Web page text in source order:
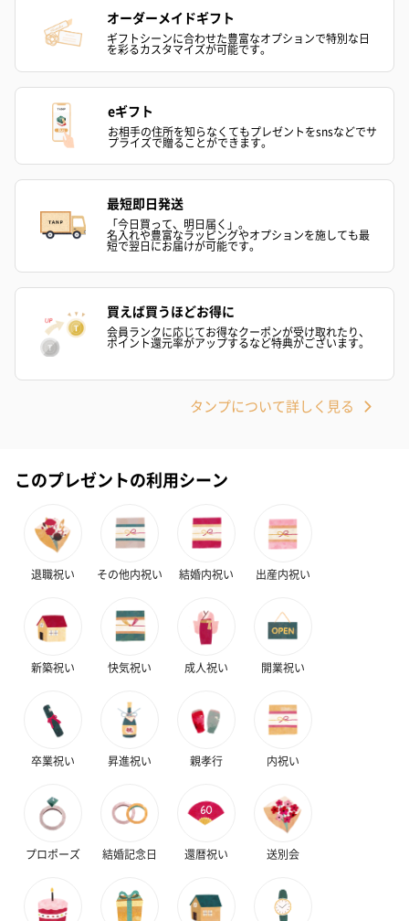
結婚祝い（御結婚御
出産祝い（御出産御
祝）（110円）
内祝い_蝶結
生花のブーケを同梱します。
※9-15時にご注文いただく場合、最短のお届け可能日が通常より
も1日遅くなります。
シーズンブーケ（ひま
ブーケ（ホワイトグリ
ーン）（1,650円）
ブーケ（ピン
（1,650円）
ドライフラワー・プリザーブドフラワー
自然のお花で作ったドライフラワー・プリザーブドフラワーを同
梱します。
一部花材が写真と異なる場合がございます。予めご了承くださ
い。パッケージに入れてお届けします。
プリザーブドフラワー
ブーケ（ピンク）
（2,580円）
プリザーブドフラワー
ブーケ（ブルー）
（2,580円）
紅茶・コーヒー・スイーツ
への＋αにおすすめです。
オーダーメイドギフト
ギフトシーンに合わせた豊富なオプションで特別な日
を彩るカスタマイズが可能です。
eギフト
お相手の住所を知らなくてもプレゼントをsnsなどでサ
プライズで贈ることができます。
最短即日発送
「今日買って、明日届く」。
名入れや豊富なラッピングやオプションを施しても最
短で翌日にお届けが可能です。
買えば買うほどお得に
会員ランクに応じてお得なクーポンが受け取れたり、
ポイント還元率がアップするなど特典がございます。
タンプについて詳しく見る
このプレゼントの利用シーン
退職祝い その他内祝い 結婚内祝い 出産内祝い
新築祝い 快気祝い 成人祝い 開業祝い
卒業祝い 昇進祝い 親孝行 内祝い
プロポーズ 結婚記念日 還暦祝い 送別会